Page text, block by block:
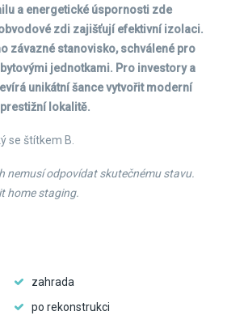
a energetické úspornosti zde
zdi zajišťují efektivní izolaci.
závazné stanovisko, schválené pro
jednotkami. Pro investory a
unikátní šance vytvořit moderní
lokalitě.
se štítkem B.
nemusí odpovídat skutečnému stavu.
home staging.
zahrada
po rekonstrukci